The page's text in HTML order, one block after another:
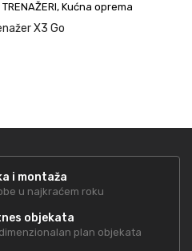
TRENAŽERI, Kućna oprema
X3 Go
i montaža
u najkraćem roku
objekata
plan objekata